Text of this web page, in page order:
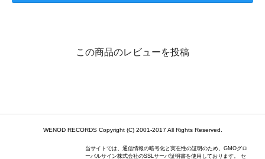
この商品のレビューを投稿
WENOD RECORDS Copyright (C) 2001-2017 All Rights Reserved.
当サイトでは、通信情報の暗号化と実在性の証明のため、GMOグロ
ーバルサイン株式会社のSSLサーバ証明書を使用しております。 セ